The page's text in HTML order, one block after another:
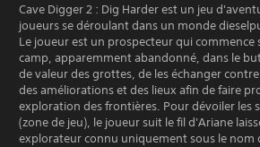
Cave Digger 2 : Dig Harder est un jeu
joueurs se déroulant dans un monde
Le joueur est un prospecteur qui commence
camp, apparemment abandonné, dans le
de valeur des grottes, de les échanger
des améliorations et des lieux afin de faire
exploration des frontières. Pour dévoiler les
(zone de jeu), le joueur suit le fil d'Ariane
explorateur connu uniquement sous le nom